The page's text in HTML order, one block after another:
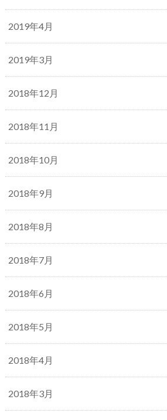
2019年4月
2019年3月
2018年12月
2018年11月
2018年10月
2018年9月
2018年8月
2018年7月
2018年6月
2018年5月
2018年4月
2018年3月